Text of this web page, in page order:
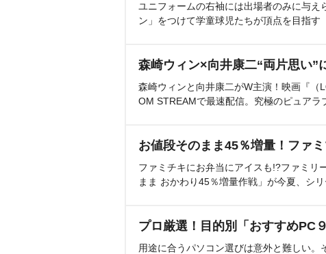
ユニフォームの右袖には出場者のみに与え
ン」をつけて学童球児たちが頂点を目指す
森崎ウィン×向井康二“両片思い”
森崎ウィンと向井康二がW主演！映画『（
OM STREAMで最速配信。究極のピュアラ
お値段そのまま45％増量！ファ
ファミチキにお弁当にアイスも!?ファミリ
まま おかわり45％増量作戦」が今夏、シ
プロ厳選！目的別「おすすめPC
用途に合うパソコン選びは意外と難しい